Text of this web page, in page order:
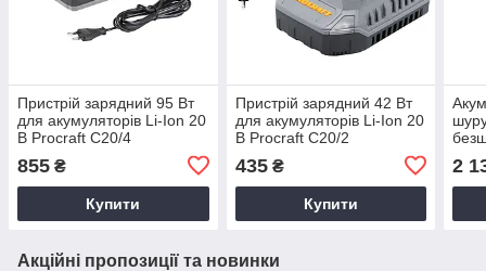
Пристрій зарядний 95 Вт
для акумуляторів Li-Ion 20
В Procraft C20/4
855 ₴
Купити
Пристрій зарядний 42 Вт
для акумуляторів Li-Ion 20
В Procraft C20/2
435₴
Купити
2
Акційні пропозиції та новинки